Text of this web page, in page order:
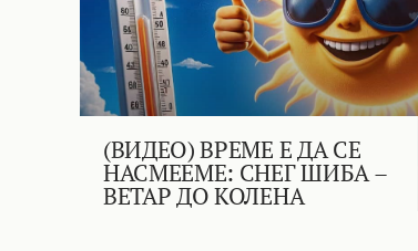
(ВИДЕО) ВРЕМЕ Е ДА СЕ
НАСМЕЕМЕ: СНЕГ ШИБА –
ВЕТАР ДО КОЛЕНА